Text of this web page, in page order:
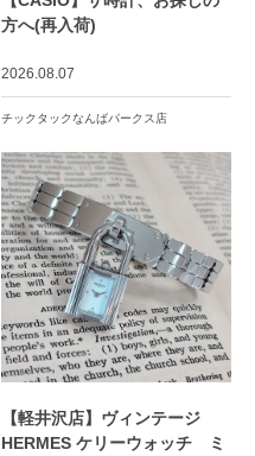
方へ(再入荷)
2026.08.07
チックタックなんばパークス店
【軽井沢店】ヴィンテージ
HERMES ケリーウォッチ ミ